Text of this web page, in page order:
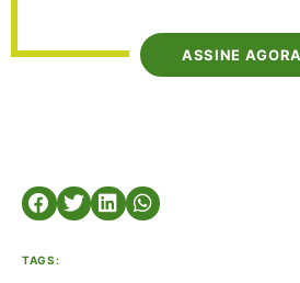
ASSINE AGORA
TAGS: